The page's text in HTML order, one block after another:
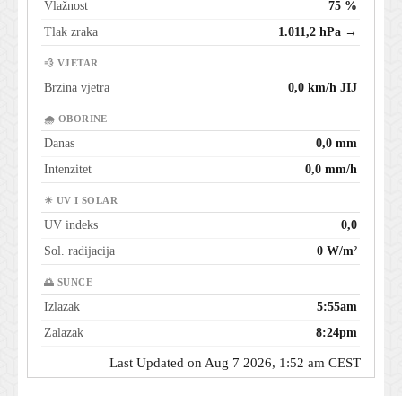
Vlažnost
75 %
Tlak zraka
1.011,2 hPa →
💨 VJETAR
Brzina vjetra 0,0 km/h JIJ
🌧 OBORINE
Danas
0,0 mm
Intenzitet
0,0 mm/h
☀ UV I SOLAR
UV indeks
0,0
Sol. radijacija
0 W/m²
🌅 SUNCE
Izlazak
5:55am
Zalazak
8:24pm
Last Updated on Aug 7 2026, 1:52 am CEST